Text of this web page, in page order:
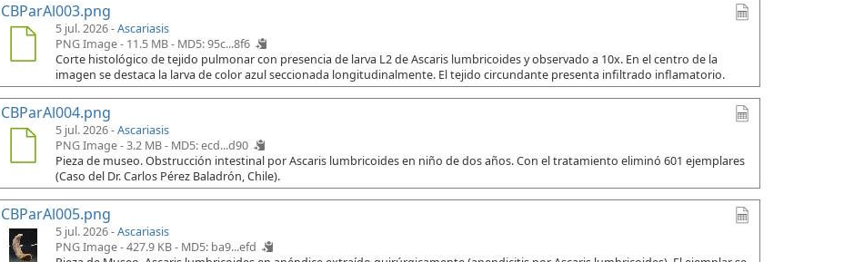
CBParAl003.png
5 jul. 2026 -Ascariasis
PNG Image - 11.5 MB - MD5: 95c...8f6
Corte histológico de tejido pulmonar con presencia de larva L2 de Ascaris lumbricoides y observado a 10x. En el centro de la
imagen se destaca la larva de color azul seccionada longitudinalmente. El tejido circundante presenta infiltrado inflamatorio.
CBParAl004.png
5 jul. 2026 -Ascariasis
PNG Image - 3.2 MB - MD5: ecd...d90
Pieza de museo. Obstrucción intestinal por Ascaris lumbricoides en niño de dos años. Con el tratamiento eliminó 601 ejemplares
(Caso del Dr. Carlos Pérez Baladrón, Chile).
CBParAl005.png
5 jul. 2026 -Ascariasis
PNG Image - 427.9 KB - MD5: ba9...efd